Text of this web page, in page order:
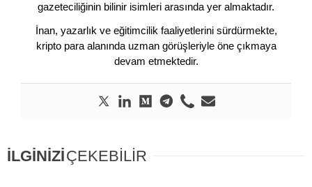
gazeteciliğinin bilinir isimleri arasında yer almaktadır.
İnan, yazarlık ve eğitimcilik faaliyetlerini sürdürmekte,
kripto para alanında uzman görüşleriyle öne çıkmaya
devam etmektedir.
İLGİNİZİÇEKEBİLİR